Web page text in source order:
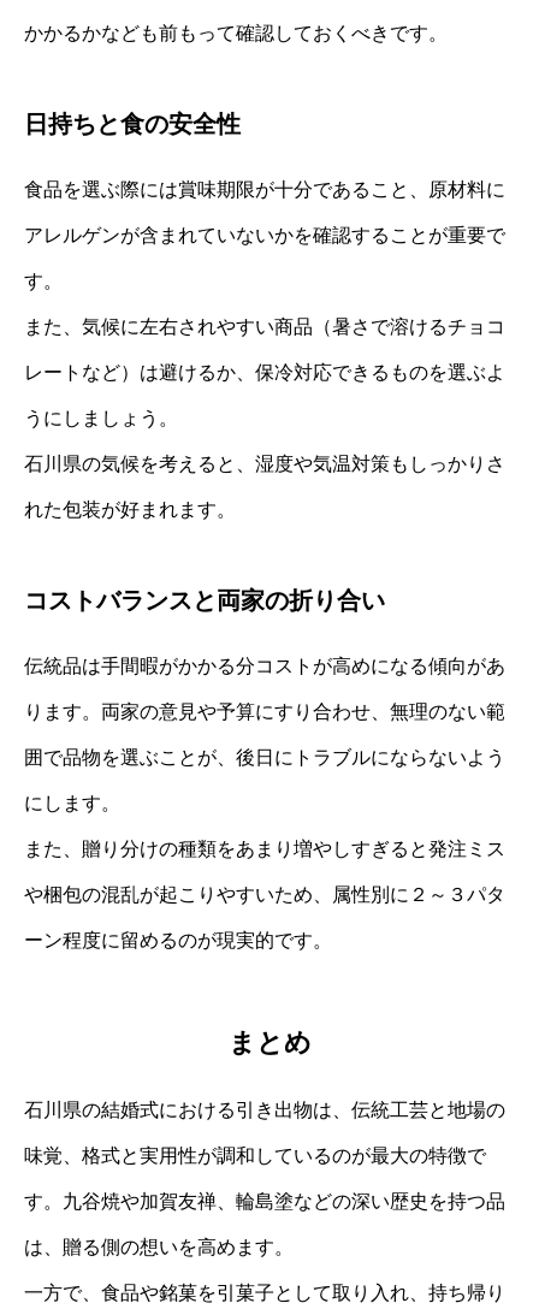
かかるかなども前もって確認しておくべきです。
日持ちと食の安全性
食品を選ぶ際には賞味期限が十分であること、原材料に
アレルゲンが含まれていないかを確認することが重要で
す。
また、気候に左右されやすい商品（暑さで溶けるチョコ
レートなど）は避けるか、保冷対応できるものを選ぶよ
うにしましょう。
石川県の気候を考えると、湿度や気温対策もしっかりさ
れた包装が好まれます。
コストバランスと両家の折り合い
伝統品は手間暇がかかる分コストが高めになる傾向があ
ります。両家の意見や予算にすり合わせ、無理のない範
囲で品物を選ぶことが、後日にトラブルにならないよう
にします。
また、贈り分けの種類をあまり増やしすぎると発注ミス
や梱包の混乱が起こりやすいため、属性別に２～３パタ
ーン程度に留めるのが現実的です。
まとめ
石川県の結婚式における引き出物は、伝統工芸と地場の
味覚、格式と実用性が調和しているのが最大の特徴で
す。九谷焼や加賀友禅、輪島塗などの深い歴史を持つ品
は、贈る側の想いを高めます。
一方で、食品や銘菓を引菓子として取り入れ、持ち帰り